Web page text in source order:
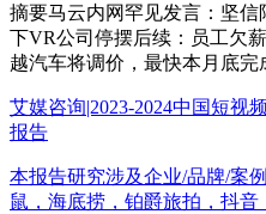
摘要马云内网罕见发言：坚
下VR公司停摆后续：员工欠
越汽车将调价，最快本月底完
艾媒咨询|2023-2024中国短视
报告
本报告研究涉及企业/品牌/案
鼠，海底捞，铂爵旅拍，抖